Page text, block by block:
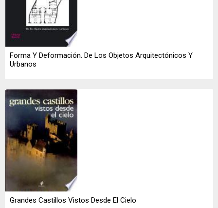
Forma Y Deformación. De Los Objetos Arquitectónicos Y
Urbanos
Grandes Castillos Vistos Desde El Cielo